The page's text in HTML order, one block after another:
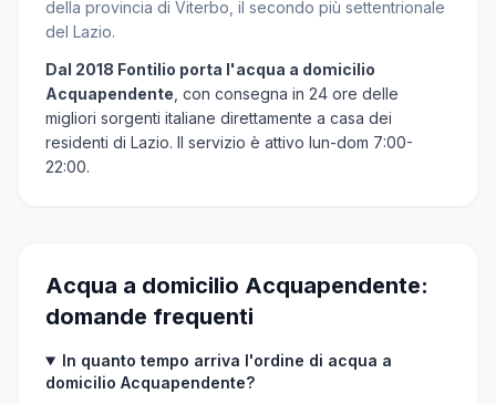
della provincia di Viterbo, il secondo più settentrionale
del Lazio.
Dal 2018 Fontilio porta l'acqua a domicilio
Acquapendente , con consegna in 24 ore delle
migliori sorgenti italiane direttamente a casa dei
residenti di Lazio. Il servizio è attivo lun-dom 7:00-
22:00.
Acqua a domicilio Acquapendente:
domande frequenti
In quanto tempo arriva l'ordine di acqua a
domicilio Acquapendente?